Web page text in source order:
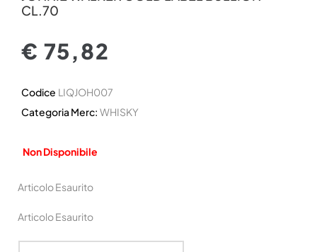
CL.70
€ 75,82
Codice LIQJOH007
Categoria Merc: WHISKY
Non Disponibile
Articolo Esaurito
Articolo Esaurito